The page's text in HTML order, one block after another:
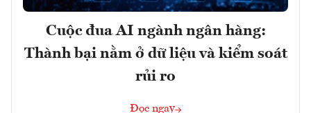
Cuộc đua AI ngành ngân hàng:
Thành bại nằm ở dữ liệu và kiểm soát
rủi ro
Đọc ngay